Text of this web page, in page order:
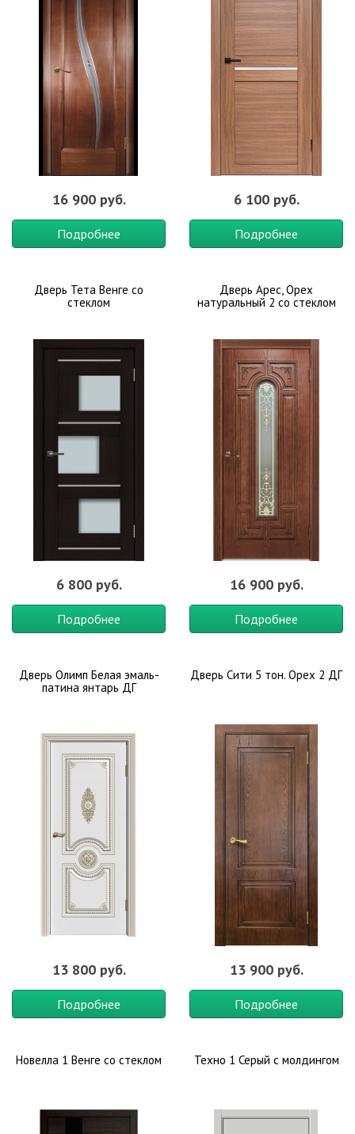
16 900 руб.
Подробнее
6 100 руб.
Подробнее
Дверь Тета Венге со
стеклом
6 800 руб.
Подробнее
Дверь Арес, Орех
натуральный 2 со стеклом
16 900 руб.
Подробнее
Дверь Олимп Белая эмаль-
патина янтарь ДГ
13 800 руб.
Подробнее
Дверь Сити 5 тон. Орех 2 ДГ
13 900 руб.
Подробнее
Новелла 1 Венге со стеклом Техно 1 Серый с молдингом